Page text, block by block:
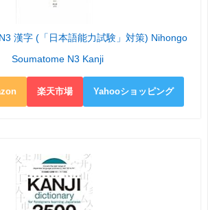
漢字 (「日本語能力試験」対策) Nihongo
Soumatome N3 Kanji
楽天市場 Yahooショッピング